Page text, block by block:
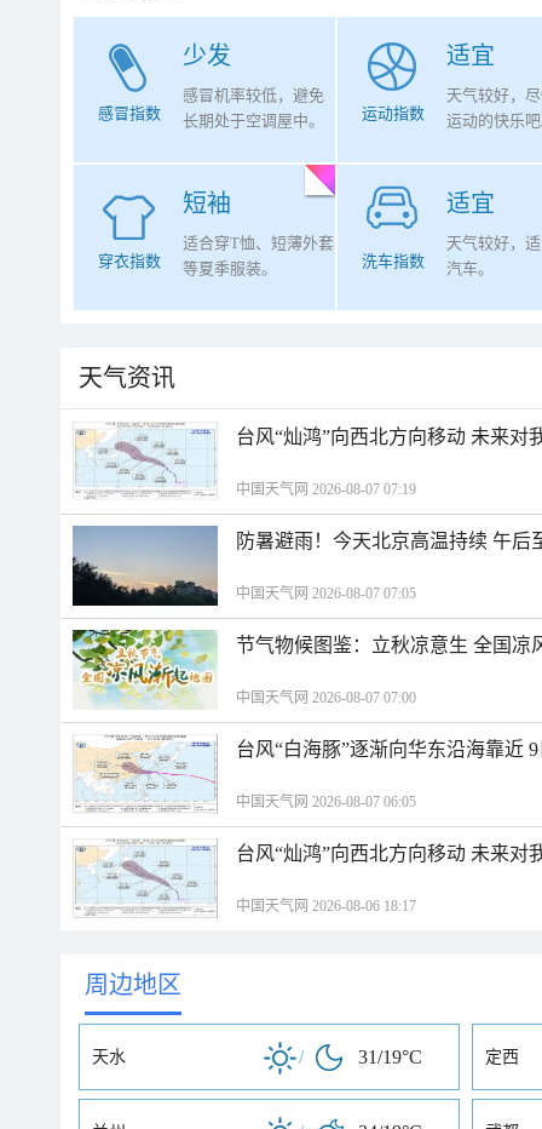
少发
感冒指数
感冒机率较低，避免
长期处于空调屋中。
适宜
运动指数
天气较好，
运动的快乐
短袖
穿衣指数
适合穿T恤、短薄外套
等夏季服装。
适宜
洗车指数
天气较好，
汽车。
天气资讯
台风“灿鸿”向西北方向移动 未来对
中国天气网 2026-08-07 07:19
防暑避雨！今天北京高温持续 午
中国天气网 2026-08-07 07:05
节气物候图鉴：立秋凉意生 全国凉
中国天气网 2026-08-07 07:00
台风“白海豚”逐渐向华东沿海靠近
中国天气网 2026-08-07 06:05
台风“灿鸿”向西北方向移动 未来对
中国天气网 2026-08-06 18:17
周边地区
天水 / 31/19°C 定西